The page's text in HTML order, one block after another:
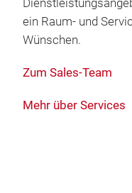
ein Raum- und
Wünschen.
Zum Sales-Team
Mehr über Services